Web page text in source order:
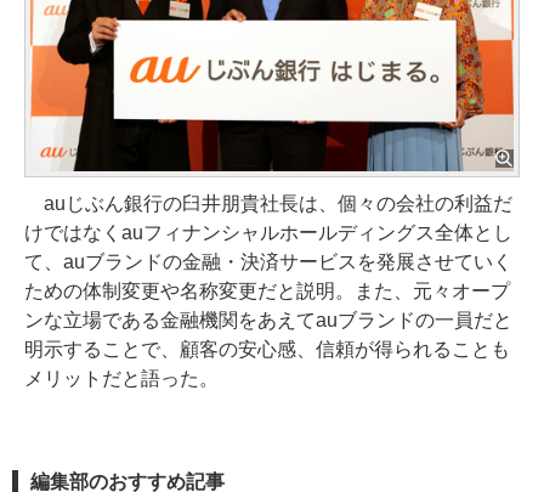
auじぶん銀行の臼井朋貴社長は、個々の会社の利益だ
けではなくauフィナンシャルホールディングス全体とし
て、auブランドの金融・決済サービスを発展させていく
ための体制変更や名称変更だと説明。また、元々オープ
ンな立場である金融機関をあえてauブランドの一員だと
明示することで、顧客の安心感、信頼が得られることも
メリットだと語った。
編集部のおすすめ記事